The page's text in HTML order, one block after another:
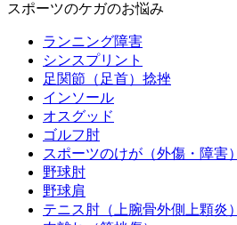
スポーツのケガのお悩み
ランニング障害
シンスプリント
足関節（足首）捻挫
インソール
オスグッド
ゴルフ肘
スポーツのけが（外傷・障害）
野球肘
野球肩
テニス肘（上腕骨外側上顆炎）